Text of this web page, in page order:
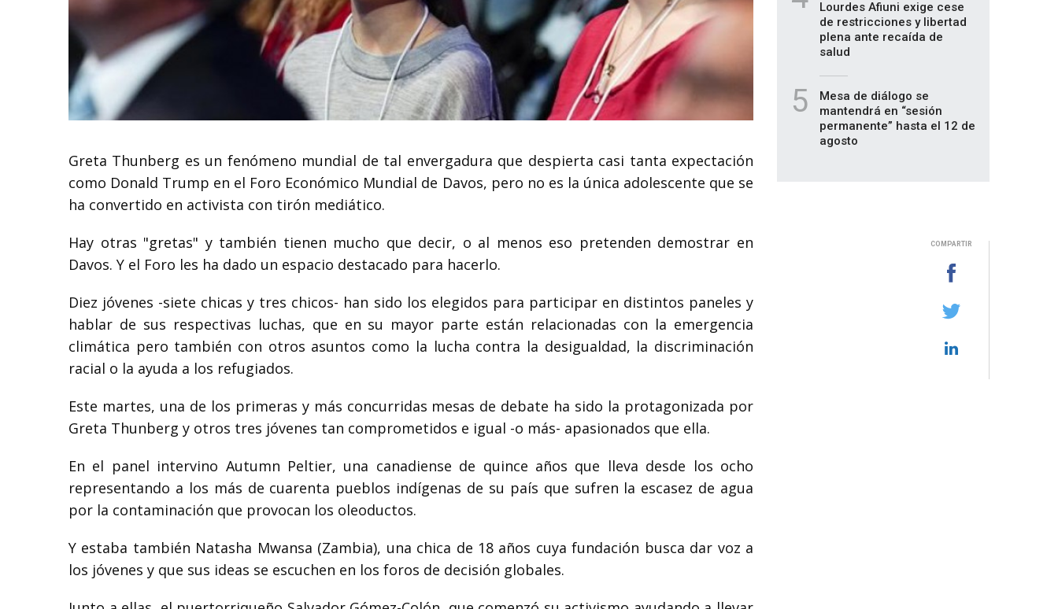
Greta Thunberg es un fenómeno mundial de tal envergadura que despierta casi tanta expectación
como Donald Trump en el Foro Económico Mundial de Davos, pero no es la única adolescente que se
ha convertido en activista con tirón mediático.
Hay otras "gretas" y también tienen mucho que decir, o al menos eso pretenden demostrar en
Davos. Y el Foro les ha dado un espacio destacado para hacerlo.
Diez jóvenes -siete chicas y tres chicos- han sido los elegidos para participar en distintos paneles y
hablar de sus respectivas luchas, que en su mayor parte están relacionadas con la emergencia
climática pero también con otros asuntos como la lucha contra la desigualdad, la discriminación
racial o la ayuda a los refugiados.
Este martes, una de los primeras y más concurridas mesas de debate ha sido la protagonizada por
Greta Thunberg y otros tres jóvenes tan comprometidos e igual -o más- apasionados que ella.
En el panel intervino Autumn Peltier, una canadiense de quince años que lleva desde los ocho
representando a los más de cuarenta pueblos indígenas de su país que sufren la escasez de agua
por la contaminación que provocan los oleoductos.
Y estaba también Natasha Mwansa (Zambia), una chica de 18 años cuya fundación busca dar voz a
los jóvenes y que sus ideas se escuchen en los foros de decisión globales.
Lourdes Afiuni exige cese
de restricciones y libertad
plena ante recaída de
salud
5
Mesa de diálogo se
mantendrá en “sesión
permanente” hasta el 12 de
agosto
COMPARTIR